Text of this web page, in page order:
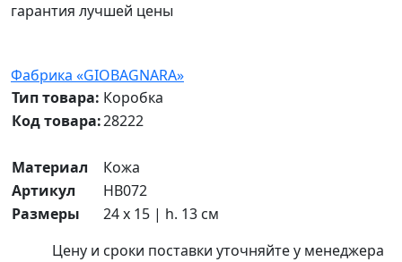
гарантия лучшей цены
Фабрика «GIOBAGNARA»
Тип товара: Коробка
Код товара:28222
Материал
Кожа
Артикул
HB072
Размеры
24 x 15 | h. 13 см
Цену и сроки поставки уточняйте у менеджера